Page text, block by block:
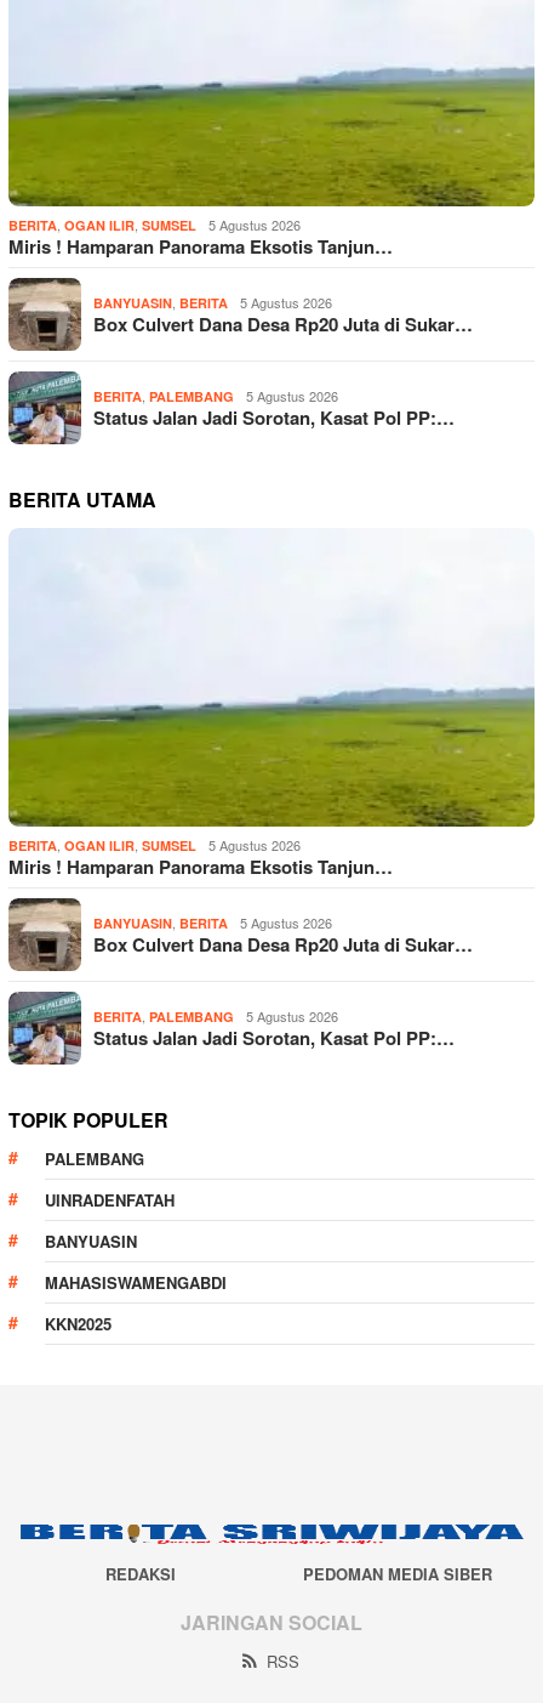
BERITA OGAN ILIR SUMSEL 5 Agustus 2026
Miris ! Hamparan Panorama Eksotis Tanjun…
BANYUASIN BERITA 5 Agustus 2026
Box Culvert Dana Desa Rp20 Juta di Sukar…
BERITA PALEMBANG 5 Agustus 2026
Status Jalan Jadi Sorotan, Kasat Pol PP:…
BERITA UTAMA
BERITA OGAN ILIR SUMSEL 5 Agustus 2026
Miris ! Hamparan Panorama Eksotis Tanjun…
BANYUASIN BERITA 5 Agustus 2026
Box Culvert Dana Desa Rp20 Juta di Sukar…
BERITA PALEMBANG 5 Agustus 2026
Status Jalan Jadi Sorotan, Kasat Pol PP:…
TOPIK POPULER
PALEMBANG
UINRADENFATAH
BANYUASIN
MAHASISWAMENGABDI
KKN2025
REDAKSI PEDOMAN MEDIA SIBER
JARINGAN SOCIAL
RSS